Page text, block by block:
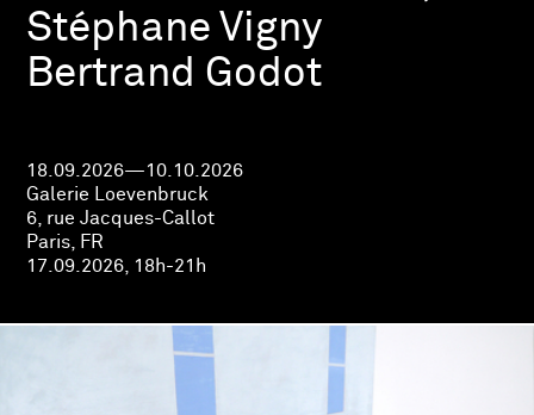
Stéphane Vigny
Bertrand Godot
18.09.2026—10.10.2026
Galerie Loevenbruck
6, rue Jacques-Callot
Paris, FR
17.09.2026, 18h-21h